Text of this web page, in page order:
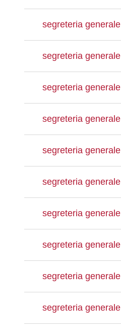
segreteria generale
segreteria generale
segreteria generale
segreteria generale
segreteria generale
segreteria generale
segreteria generale
segreteria generale
segreteria generale
segreteria generale